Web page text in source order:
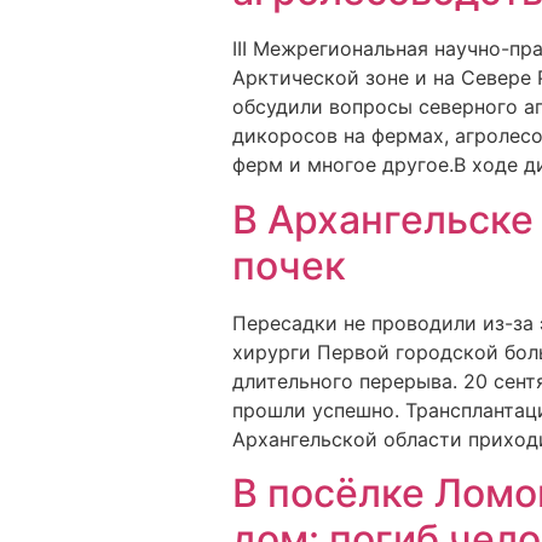
III Межрегиональная научно-
Арктической зоне и на Севере
обсудили вопросы северного
дикоросов на фермах,
ферм и многое другое.В ходе
В
почек
Пересадки не проводили из-за
хирурги Первой городской
длительного перерыва. 20
прошли успешно.
Архангельской области
В посёлке